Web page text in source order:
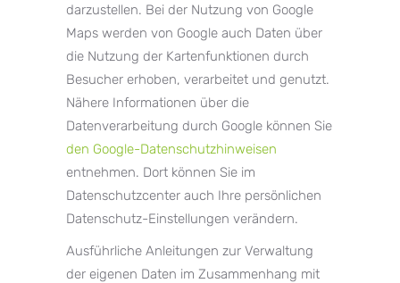
darzustellen. Bei der Nutzung von Google
Maps werden von Google auch Daten über
die Nutzung der Kartenfunktionen durch
Besucher erhoben, verarbeitet und genutzt.
Nähere Informationen über die
Datenverarbeitung durch Google können Sie
den Google-Datenschutzhinweisen
entnehmen. Dort können Sie im
Datenschutzcenter auch Ihre persönlichen
Datenschutz-Einstellungen verändern.
Ausführliche Anleitungen zur Verwaltung
der eigenen Daten im Zusammenhang mit